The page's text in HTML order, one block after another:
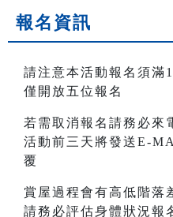
報名資訊
請注意本活動報名須滿
僅開放五位報名
若需取消報名請務必來
活動前三天將發送E-
覆
賞屋過程會有高低階落
請務必評估身體狀況報